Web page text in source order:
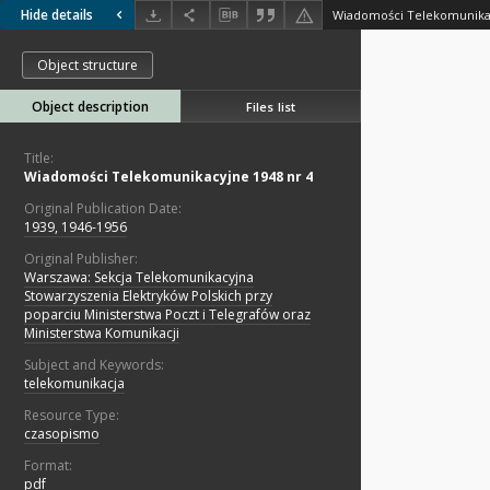
Hide details Wiadomości
Object structure
Object description Files list
Title:
Wiadomości Telekomunikacyjne 1948 nr 4
Original Publication Date:
1939, 1946-1956
Original Publisher:
Warszawa: Sekcja Telekomunikacyjna
Stowarzyszenia Elektryków Polskich przy
poparciu Ministerstwa Poczt i Telegrafów oraz
Ministerstwa Komunikacji
Subject and Keywords:
telekomunikacja
Resource Type:
czasopismo
Format:
pdf